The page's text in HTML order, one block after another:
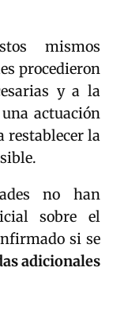
mismos
procedieron
y a la
actuación
restablecer la
no han
sobre el
si se
adicionales